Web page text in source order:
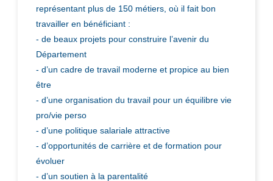
représentant plus de 150 métiers, où il fait bon
travailler en bénéficiant :
- de beaux projets pour construire l’avenir du
Département
- d’un cadre de travail moderne et propice au bien
être
- d’une organisation du travail pour un équilibre vie
pro/vie perso
- d’une politique salariale attractive
- d’opportunités de carrière et de formation pour
évoluer
- d’un soutien à la parentalité